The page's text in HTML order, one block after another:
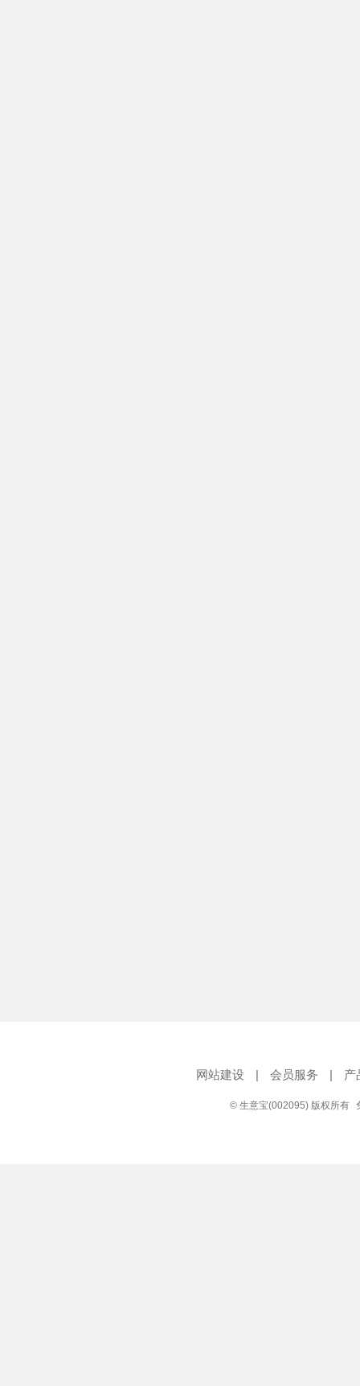
网站建设 | 会员服务 | 产
© 生意宝(002095) 版权所有